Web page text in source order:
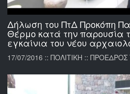
Δήλωση του ΠτΔ Προκόπη
Θέρμο κατά την παρουσία
εγκαίνια του νέου
17/07/2016 :: ΠΟΛΙΤΙΚΗ ::